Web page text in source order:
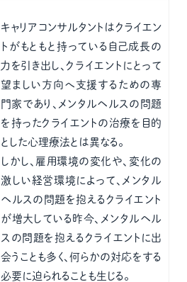
キャリアコンサルタントはクライエン
トがもともと持っている自己成長の
力を引き出し、クライエントにとって
望ましい方向へ支援するための専
門家であり、メンタルヘルスの問題
を持ったクライエントの治療を目的
とした心理療法とは異なる。
しかし、雇用環境の変化や、変化の
激しい経営環境によって、メンタル
ヘルスの問題を抱えるクライエント
が増大している昨今、メンタルヘル
スの問題を抱えるクライエントに出
会うことも多く、何らかの対応をする
必要に迫られることも生じる。